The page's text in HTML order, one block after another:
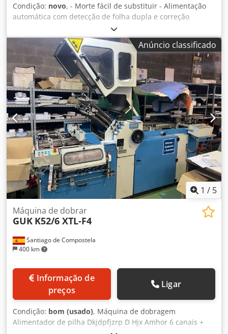
Condição: novo, - Morte fácil de substituir - Alimentação
automática com detecção de folha dupla e correção
automática - Permite papel normal, papel revestido,
cartão, filme PE, etc. - Indicado principalmente para
autocolantes, etiquetas, rótulos de vinho, cartas de jogar,
caixas pequenas, etc. - Máquina rotativa de corte e vinco
com cilindro magnético - Alimentador de alta sucção por
pilha - Ecrã táctil - Máquina com decapagem automática -
Sistema de três cilindros, com placa de cobertura - Ajuste
de pressão de precisão Dodjfg Ahuspfx Amhskr - Sistema
de ejeção de invólucros - Sensor para leitura superior e
registo frontal
Anúncio classificado
1 / 5
Santiago de Compostela
400 km
Máquina de dobrar
GUK K52/6 XTL-F4
preços
Ligar
Condição: bom (usado), Máquina de dobragem
Alimentador de pilha Dkjdpfjzrp D Hjx Amhor 6 canais +